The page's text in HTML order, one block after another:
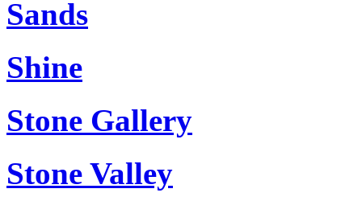
Sands
Shine
Stone Gallery
Stone Valley